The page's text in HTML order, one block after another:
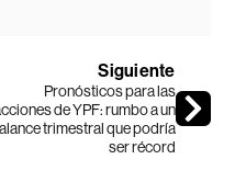
Siguiente
Pronósticos para las
de YPF: rumbo a un
trimestral que podría
ser récord